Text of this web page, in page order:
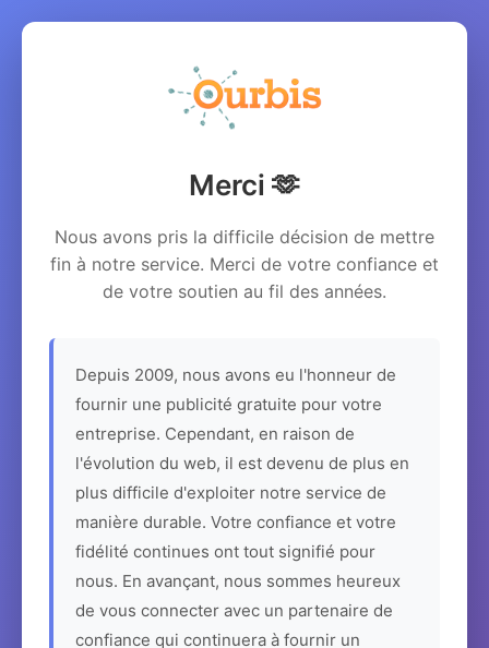
Merci 🫶
Nous avons pris la difficile décision de mettre
fin à notre service. Merci de votre confiance et
de votre soutien au fil des années.
Depuis 2009, nous avons eu l'honneur de
fournir une publicité gratuite pour votre
entreprise. Cependant, en raison de
l'évolution du web, il est devenu de plus en
plus difficile d'exploiter notre service de
manière durable. Votre confiance et votre
fidélité continues ont tout signifié pour
nous. En avançant, nous sommes heureux
de vous connecter avec un partenaire de
confiance qui continuera à fournir un